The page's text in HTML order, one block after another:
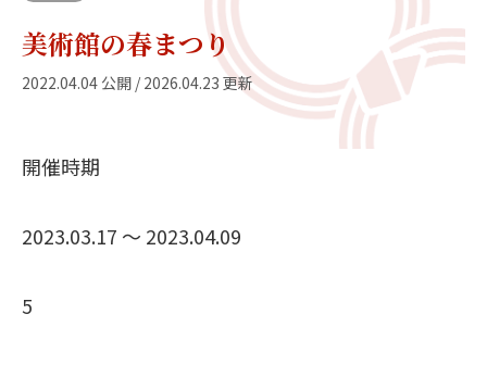
美術館の春まつり
2022.04.04 公開 / 2026.04.23 更新
開催時期
2023.03.17 〜 2023.04.09